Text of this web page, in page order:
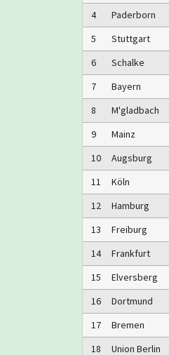
4
Paderborn
5
Stuttgart
6
Schalke
7
Bayern
8
M'gladbach
9
Mainz
10
Augsburg
11
Köln
12
Hamburg
13
Freiburg
14
Frankfurt
15
Elversberg
16
Dortmund
17
Bremen
18
Union Berlin